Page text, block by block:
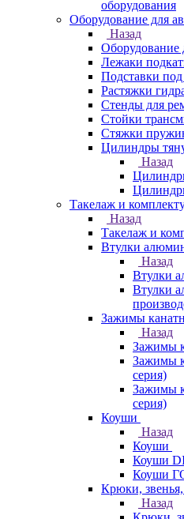
оборудования
Оборудование для
Назад
Оборудование
Лежаки
Подставки под
Растяжки
Стенды для
Стойки
Стяжки
Цилиндры
Назад
Такелаж и
Назад
Такелаж и
Втулки
Назад
Втулки
Втулки
Зажимы
Назад
Зажимы
Зажимы
серия)
Зажимы
серия)
Коуши
Назад
Коуши
Коуши
Коуши
Крюки, звенья,
Назад